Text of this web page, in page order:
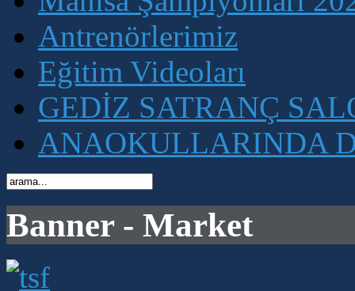
Antrenörlerimiz
Eğitim Videoları
GEDİZ SATRANÇ
ANAOKULLARINDA
Banner - Market